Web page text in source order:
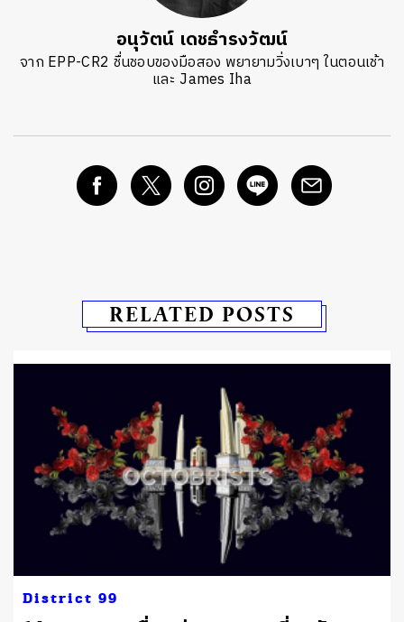
อนุวัตน์ เดชธำรงวัฒน์
จาก EPP-CR2 ชื่นชอบของมือสอง พยายามวิ่งเบาๆ ในตอนเช้า
และ James Iha
RELATED POSTS
District 99